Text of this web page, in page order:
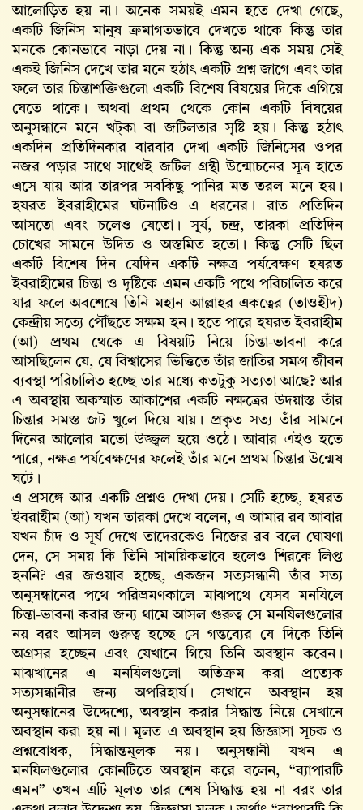
আলোড়িত হয় না। অনেক সময়ই এমন হতে দেখা গেছে,
একটি জিনিস মানুষ ক্রমাগতভাবে দেখতে থাকে কিন্তু তার
মনকে কোনভাবে নাড়া দেয় না। কিন্তু অন্য এক সময় সেই
একই জিনিস দেখে তার মনে হঠাৎ একটি প্রশ্ন জাগে এবং তার
ফলে তার চিন্তাশক্তিগুলো একটি বিশেষ বিষয়ের দিকে এগিয়ে
যেতে থাকে। অথবা প্রথম থেকে কোন একটি বিষয়ের
অনুসন্ধানে মনে খট্‌কা বা জটিলতার সৃষ্টি হয়। কিন্তু হঠাৎ
একদিন প্রতিদিনকার বারবার দেখা একটি জিনিসের ওপর
নজর পড়ার সাথে সাথেই জটিল গ্রন্থী উন্মোচনের সূত্র হাতে
এসে যায় আর তারপর সবকিছু পানির মত তরল মনে হয়।
হযরত ইবরাহীমের ঘটনাটিও এ ধরনের। রাত প্রতিদিন
আসতো এবং চলেও যেতো। সূর্য, চন্দ্র, তারকা প্রতিদিন
চোখের সামনে উদিত ও অস্তমিত হতো। কিন্তু সেটি ছিল
একটি বিশেষ দিন যেদিন একটি নক্ষত্র পর্যবেক্ষণ হযরত
ইবরাহীমের চিন্তা ও দৃষ্টিকে এমন একটি পথে পরিচালিত করে
যার ফলে অবশেষে তিনি মহান আল্লাহর একত্বের (তাওহীদ)
কেন্দ্রীয় সত্যে পৌঁছতে সক্ষম হন। হতে পারে হযরত ইবরাহীম
(আ) প্রথম থেকে এ বিষয়টি নিয়ে চিন্তা-ভাবনা করে
আসছিলেন যে, যে বিশ্বাসের ভিত্তিতে তাঁর জাতির সমগ্র জীবন
ব্যবস্থা পরিচালিত হচ্ছে তার মধ্যে কতটুকু সত্যতা আছে? আর
এ অবস্থায় অকস্মাত আকাশের একটি নক্ষত্রের উদয়াস্ত তাঁর
চিন্তার সমস্ত জট খুলে দিয়ে যায়। প্রকৃত সত্য তাঁর সামনে
দিনের আলোর মতো উজ্জ্বল হয়ে ওঠে। আবার এইও হতে
পারে, নক্ষত্র পর্যবেক্ষণের ফলেই তাঁর মনে প্রথম চিন্তার উন্মেষ
ঘটে।
এ প্রসঙ্গে আর একটি প্রশ্নও দেখা দেয়। সেটি হচ্ছে, হযরত
ইবরাহীম (আ) যখন তারকা দেখে বলেন, এ আমার রব আবার
যখন চাঁদ ও সূর্য দেখে তাদেরকেও নিজের রব বলে ঘোষণা
দেন, সে সময় কি তিনি সাময়িকভাবে হলেও শিরকে লিপ্ত
হননি? এর জওয়াব হচ্ছে, একজন সত্যসন্ধানী তাঁর সত্য
অনুসন্ধানের পথে পরিভ্রমণকালে মাঝপথে যেসব মনযিলে
চিন্তা-ভাবনা করার জন্য থামে আসল গুরুত্ব সে মনযিলগুলোর
নয় বরং আসল গুরুত্ব হচ্ছে সে গন্তব্যের যে দিকে তিনি
অগ্রসর হচ্ছেন এবং যেখানে গিয়ে তিনি অবস্থান করেন।
মাঝখানের এ মনযিলগুলো অতিক্রম করা প্রত্যেক
সত্যসন্ধানীর জন্য অপরিহার্য। সেখানে অবস্থান হয়
অনুসন্ধানের উদ্দেশ্যে, অবস্থান করার সিদ্ধান্ত নিয়ে সেখানে
অবস্থান করা হয় না। মূলত এ অবস্থান হয় জিজ্ঞাসা সূচক ও
প্রশ্নবোধক, সিদ্ধান্তমূলক নয়। অনুসন্ধানী যখন এ
মনযিলগুলোর কোনটিতে অবস্থান করে বলেন, “ব্যাপারটি
এমন” তখন এটি মূলত তার শেষ সিদ্ধান্ত হয় না বরং তার